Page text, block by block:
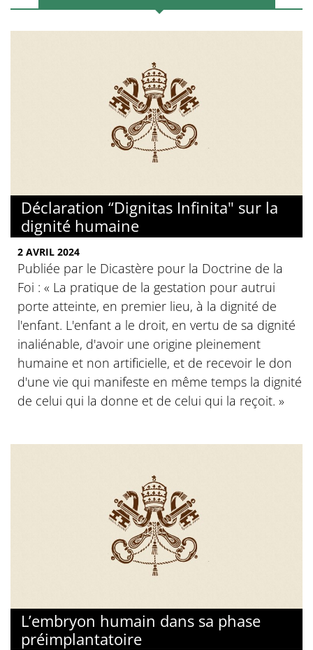
Déclaration “Dignitas Infinita" sur la
dignité humaine
2 AVRIL 2024
Publiée par le Dicastère pour la Doctrine de la
Foi : « La pratique de la gestation pour autrui
porte atteinte, en premier lieu, à la dignité de
l'enfant. L'enfant a le droit, en vertu de sa dignité
inaliénable, d'avoir une origine pleinement
humaine et non artificielle, et de recevoir le don
d'une vie qui manifeste en même temps la dignité
de celui qui la donne et de celui qui la reçoit. »
L’embryon humain dans sa phase
préimplantatoire